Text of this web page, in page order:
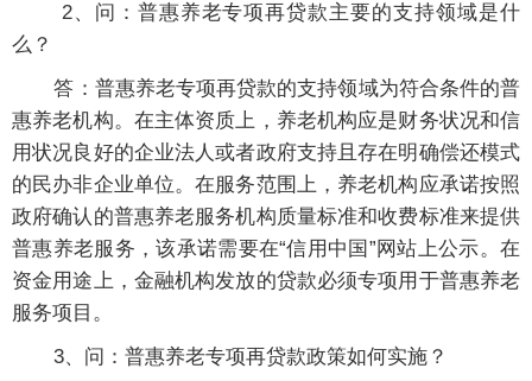
2、问：普惠养老专项再贷款主要的支持领域是什
么？
答：普惠养老专项再贷款的支持领域为符合条件的普
惠养老机构。在主体资质上，养老机构应是财务状况和信
用状况良好的企业法人或者政府支持且存在明确偿还模式
的民办非企业单位。在服务范围上，养老机构应承诺按照
政府确认的普惠养老服务机构质量标准和收费标准来提供
普惠养老服务，该承诺需要在“信用中国”网站上公示。在
资金用途上，金融机构发放的贷款必须专项用于普惠养老
服务项目。
3、问：普惠养老专项再贷款政策如何实施？